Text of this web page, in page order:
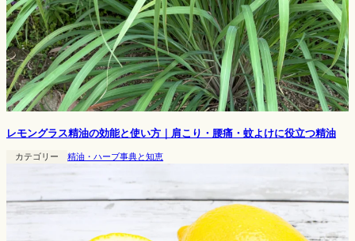
レモングラス精油の効能と使い方｜肩こり・腰痛・蚊よけに役立つ精油
カテゴリー 精油・ハーブ事典と知恵